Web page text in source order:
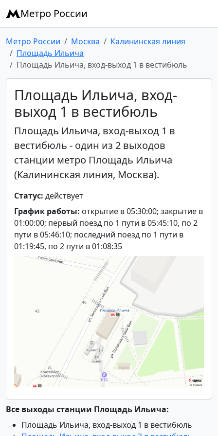
Метро России
Метро России Москва
Калининская линия
Площадь Ильича
Площадь Ильича, вход-выход 1 в вестибюль
Площадь Ильича, вход-
выход 1 в вестибюль
Площадь Ильича, вход-выход 1 в
вестибюль - один из 2 выходов
станции метро Площадь Ильича
(Калининская линия, Москва).
Статус: действует
График работы: открытие в 05:30:00; закрытие в
01:00:00; первый поезд по 1 пути в 05:45:10, по 2
пути в 05:46:10; последний поезд по 1 пути в
01:19:45, по 2 пути в 01:08:35
Все выходы станции Площадь Ильича:
Площадь Ильича, вход-выход 1 в вестибюль